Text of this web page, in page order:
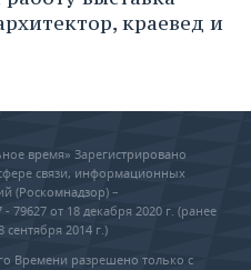
краевед и
время» Зарегистрировано
связи, информационных
(Роскомнадзор) –
от 18 декабря 2020 г. (ранее
2014 г.)
Времени разрешено только с